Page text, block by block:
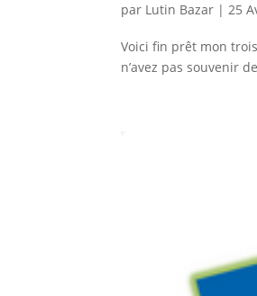
par Lutin Bazar |25
Voici fin prêt mon
n’avez pas souvenir